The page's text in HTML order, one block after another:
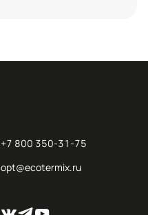
+7 800 350-31-75
opt@ecotermix.ru